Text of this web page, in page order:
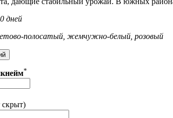
дней
полосатый, жемчужно-белый, розовый
*
скрыт)